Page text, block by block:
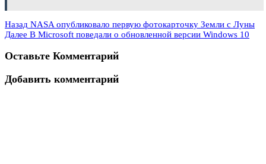
Назад NASA опубликовало первую фотокарточку Земли с Луны
Далее В Microsoft поведали о обновленной версии Windows 10
Оставьте Комментарий
Добавить комментарий